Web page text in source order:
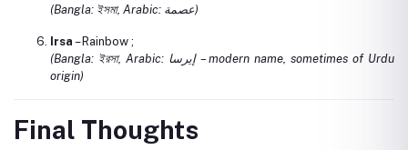
(Bangla: ইসমা, Arabic: عصمة)
Irsa – Rainbow ;
(Bangla: ইরসা, Arabic: إيرسا – modern name, sometimes of Urdu
origin)
Final Thoughts